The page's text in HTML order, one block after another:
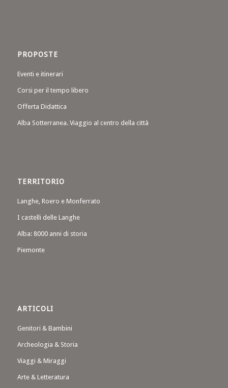
PROPOSTE
Eventi e itinerari
Corsi per il tempo libero
Offerta Didattica
Alba Sotterranea. Viaggio al centro della città
TERRITORIO
Langhe, Roero e Monferrato
I castelli delle Langhe
Alba: 8000 anni di storia
Piemonte
ARTICOLI
Genitori & Bambini
Archeologia & Storia
Viaggi & Miraggi
Arte & Letteratura